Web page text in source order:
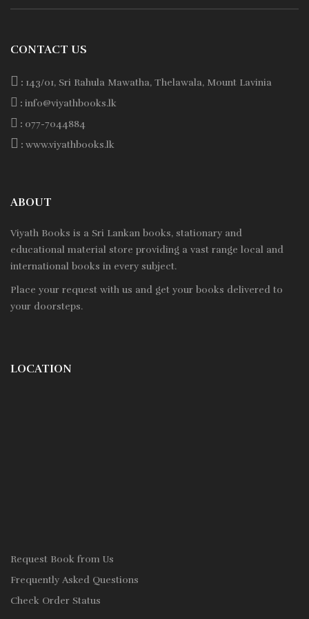
CONTACT US
: 143/01, Sri Rahula Mawatha, Thelawala, Mount Lavinia
: info@viyathbooks.lk
: 077-7044884
: www.viyathbooks.lk
ABOUT
Viyath Books is a Sri Lankan books, stationary and
educational material store providing a vast range local and
international books in every subject.
Place your request with us and get your books delivered to
your doorsteps.
LOCATION
Request Book from Us
Frequently Asked Questions
Check Order Status